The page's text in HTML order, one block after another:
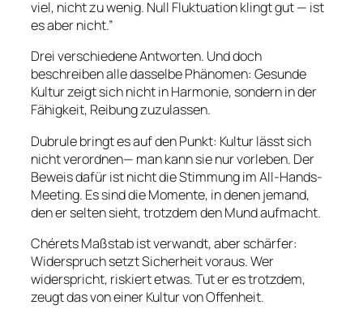
viel, nicht zu wenig. Null Fluktuation klingt gut — ist
es aber nicht.”
Drei verschiedene Antworten. Und doch
beschreiben alle dasselbe Phänomen: Gesunde
Kultur zeigt sich nicht in Harmonie, sondern in der
Fähigkeit, Reibung zuzulassen.
Dubrule bringt es auf den Punkt: Kultur lässt sich
nicht verordnen— man kann sie nur vorleben. Der
Beweis dafür ist nicht die Stimmung im All-Hands-
Meeting. Es sind die Momente, in denen jemand,
den er selten sieht, trotzdem den Mund aufmacht.
Chérets Maßstab ist verwandt, aber schärfer:
Widerspruch setzt Sicherheit voraus. Wer
widerspricht, riskiert etwas. Tut er es trotzdem,
zeugt das von einer Kultur von Offenheit.